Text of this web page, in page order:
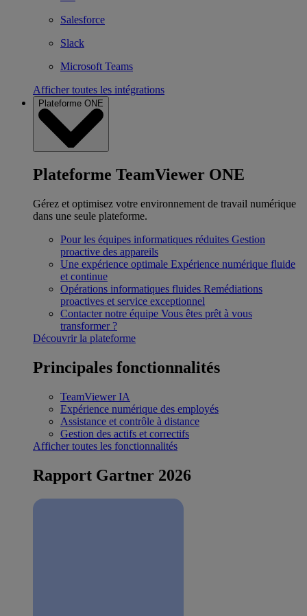
Salesforce
Slack
Microsoft Teams
Afficher toutes les intégrations
Plateforme ONE
Plateforme TeamViewer ONE
Gérez et optimisez votre environnement de travail numérique
dans une seule plateforme.
Pour les équipes informatiques réduites Gestion
proactive des appareils
Une expérience optimale Expérience numérique fluide
et continue
Opérations informatiques fluides Remédiations
proactives et service exceptionnel
Contacter notre équipe Vous êtes prêt à vous
transformer ?
Découvrir la plateforme
Principales fonctionnalités
TeamViewer IA
Expérience numérique des employés
Assistance et contrôle à distance
Gestion des actifs et correctifs
Afficher toutes les fonctionnalités
Rapport Gartner 2026